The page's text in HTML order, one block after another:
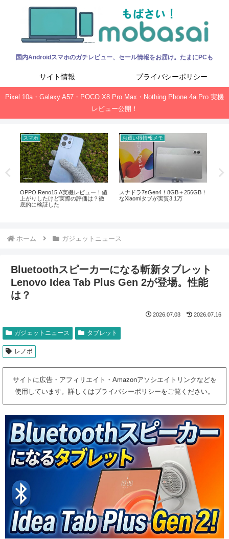
国内Androidスマホのガチレビュー、セール情報をお届け。たまにPCも
サイト情報 プライバシーポリシー
Pixel 10a・Galaxy A57・POCO X8 Pro Max・Nothing Phone 4a Pro 実機
レビュー公開！
スマホ
OPPO Reno15 A実機レビュー！値
上がりしたけど実際の評価は？徹
底的に検証した
お買い得情報メモ
スナドラ7sGen4！8GB＋256GB！
なXiaomiタブが実質3.1万
ホーム ガジェットニュース
Bluetoothスピーカーになる斬新タブレット
Lenovo Idea Tab Plus Gen 2が登場。性能
は？
2026.07.03 2026.07.16
ガジェットニュース タブレット
レノボ
サイトに広告・アフィリエイト・Amazonアソシエイトリンクなどを
使用しています。詳しくはプライバシーポリシーをご覧ください。